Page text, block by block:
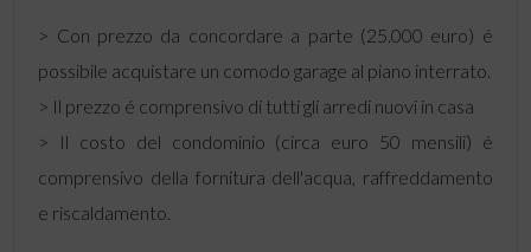
> Con prezzo da concordare a parte (25.000 euro) é
possibile acquistare un comodo garage al piano interrato.
> Il prezzo é comprensivo di tutti gli arredi nuovi in casa
> Il costo del condominio (circa euro 50 mensili) é
comprensivo della fornitura dell'acqua, raffreddamento
e riscaldamento.